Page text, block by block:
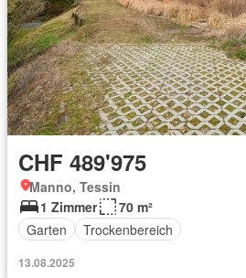
CHF 489'975
Manno, Tessin
1 Zimmer
70 m²
Garten
Trockenbereich
13.08.2025